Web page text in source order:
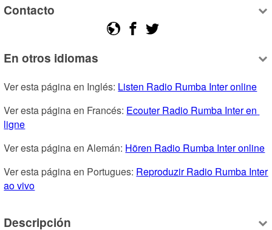
Contacto
En otros idiomas
Ver esta página en Inglés: Listen Radio Rumba Inter online
Ver esta página en Francés: Ecouter Radio Rumba Inter en
ligne
Ver esta página en Alemán: Hören Radio Rumba Inter online
Ver esta página en Portugues: Reproduzir Radio Rumba Inter
ao vivo
Descripción